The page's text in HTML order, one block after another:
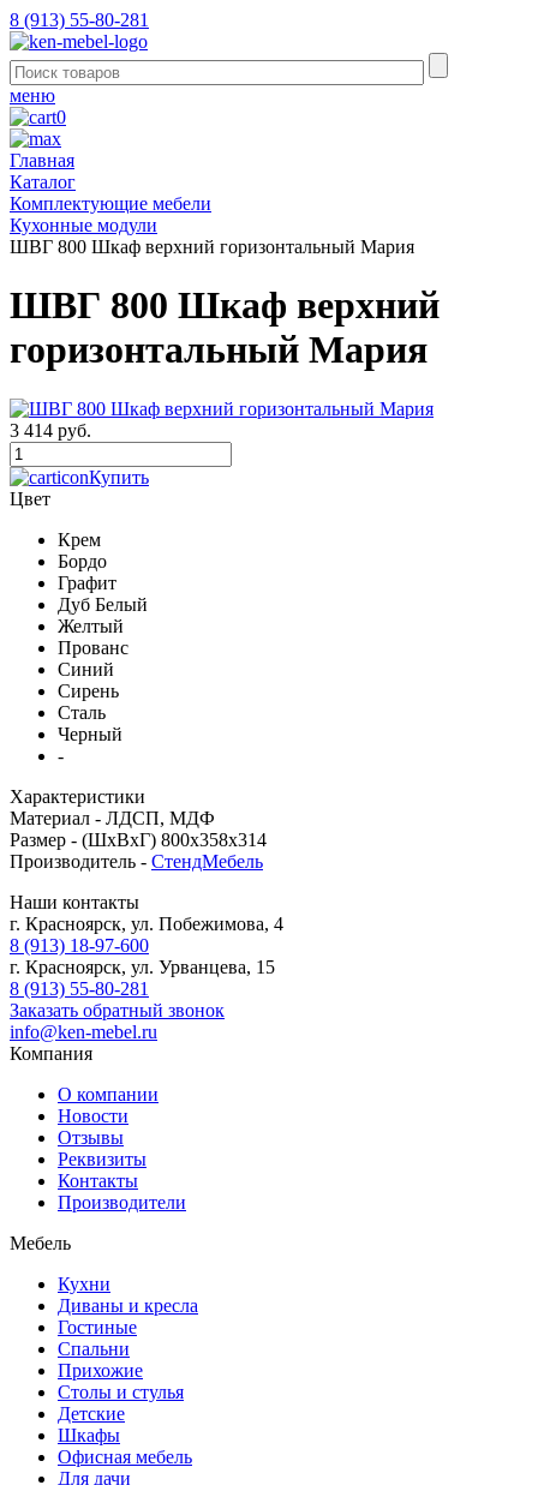
8 (913) 55-80-281
меню
0
Главная
Каталог
Комплектующие мебели
Кухонные модули
ШВГ 800 Шкаф верхний горизонтальный Мария
ШВГ 800 Шкаф верхний
горизонтальный Мария
3 414 руб.
Купить
Цвет
Крем
Бордо
Графит
Дуб Белый
Желтый
Прованс
Синий
Сирень
Сталь
Черный
-
Характеристики
Материал - ЛДСП, МДФ
Размер - (ШхВхГ) 800x358x314
Производитель - СтендМебель
Наши контакты
г. Красноярск, ул. Побежимова, 4
8 (913) 18-97-600
г. Красноярск, ул. Урванцева, 15
8 (913) 55-80-281
Заказать обратный звонок
info@ken-mebel.ru
Компания
О компании
Новости
Отзывы
Реквизиты
Контакты
Производители
Мебель
Кухни
Диваны и кресла
Гостиные
Спальни
Прихожие
Столы и стулья
Детские
Шкафы
Офисная мебель
Для дачи